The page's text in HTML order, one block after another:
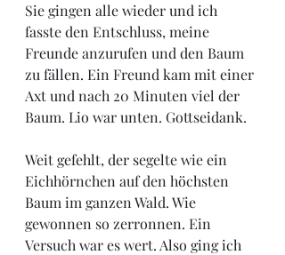
Sie gingen alle wieder und ich
fasste den Entschluss, meine
Freunde anzurufen und den Baum
zu fällen. Ein Freund kam mit einer
Axt und nach 20 Minuten viel der
Baum. Lio war unten. Gottseidank.
Weit gefehlt, der segelte wie ein
Eichhörnchen auf den höchsten
Baum im ganzen Wald. Wie
gewonnen so zerronnen. Ein
Versuch war es wert. Also ging ich